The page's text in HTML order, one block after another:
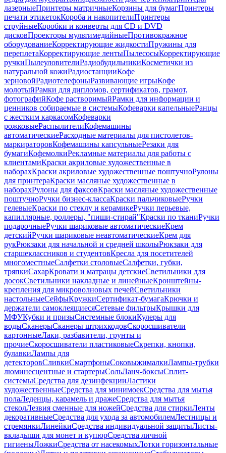
лазерныеПринтеры матричныеКорзины для бумагПринтеры
печати этикетокКороба и накопителиПринтеры
струйныеКоробки и конверты для CD и DVD
дисковПроекторы мультимедийныеПротивокражное
оборудованиеКорректирующие жидкостиПружины для
переплетаКорректирующие лентыПылесосыКорректирующие
ручкиПылеуловителиРадиобудильникиКосметички из
натуральной кожиРадиостанцииКофе
зерновойРадиотелефоныРазвивающие игрыКофе
молотыйРамки для дипломов, сертификатов, грамот,
фотографийКофе растворимыйРамки для информации и
ценников собираемые в системыКофеварки капельныеРанцы
с жестким каркасомКофеварки
рожковыеРаспылителиКофемашины
автоматическиеРасходные материалы для пистолетов-
маркираторовКофемашины капсульныеРезаки для
бумагиКофемолкиРекламные материалы для работы с
клиентамиКраски акриловые художественные в
наборахКраски акриловые художественные поштучноРулоны
для принтераКраски масляные художественные в
наборахРулоны для факсовКраски масляные художественные
поштучноРучки бизнес-классаКраски пальчиковыеРучки
гелевыеКраски по стеклу и керамикеРучки перьевые,
капиллярные, роллеры, "пиши-стирай"Краски по тканиРучки
подарочныеРучки шариковые автоматическиеКрем
детскийРучки шариковые неавтоматическиеКрем для
рукРюкзаки для начальной и средней школыРюкзаки для
старшеклассников и студентовКресла для посетителей
многоместныеСалфетки столовыеСалфетки, губки,
тряпкиСахарКровати и матрацы детскиеСветильники для
досокСветильники накладные и линейныеКронштейны-
крепления для микроволновых печейСветильники
настольныеСейфыКружкиСертификат-бумагаКрючки и
держатели самоклеящиесяСетевые фильтрыКрышки для
МФУКубки и призыСистемные блокиКулеры для
водыСканерыСканеры штрихкодовСкоросшиватели
картонныеЛаки, разбавители, грунты и
прочиеСкоросшиватели пластиковыеСкрепки, кнопки,
булавкиЛампы для
детекторовСливкиСмартфоныСоковыжималкиЛампы-трубки
люминесцентные и стартерыСольЛанч-боксыСплит-
системыСредства для дезинфекцииЛастики
художественныеСредства для минимоекСредства для мытья
полаЛеденцы, карамель и дражеСредства для мытья
стеколЛезвия сменные для ножейСредства для стиркиЛенты
декоративныеСредства для ухода за автомобилемЛестницы и
стремянкиЛинейкиСредства индивидуальной защитыЛисты-
вкладыши для монет и купюрСредства личной
гигиеныЛожкиСредства от насекомыхЛотки горизонтальные